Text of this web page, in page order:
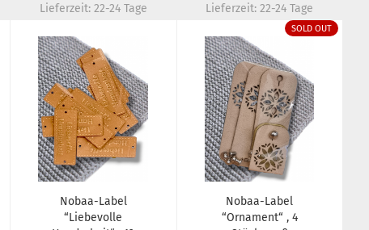
Lieferzeit: 22-24 Tage Lieferzeit:22-24 Tage
Nobaa-Label
“Liebevolle
SOLD OUT
Nobaa-Label
“Ornament“ , 4